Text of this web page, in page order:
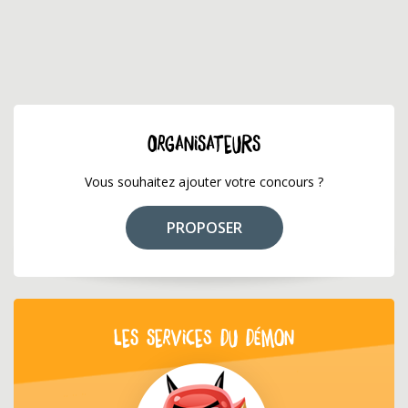
ORGANISATEURS
Vous souhaitez ajouter votre concours ?
PROPOSER
LES SERVICES DU DÉMON